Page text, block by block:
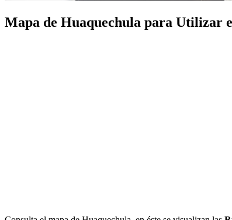
Mapa de Huaquechula para Utilizar